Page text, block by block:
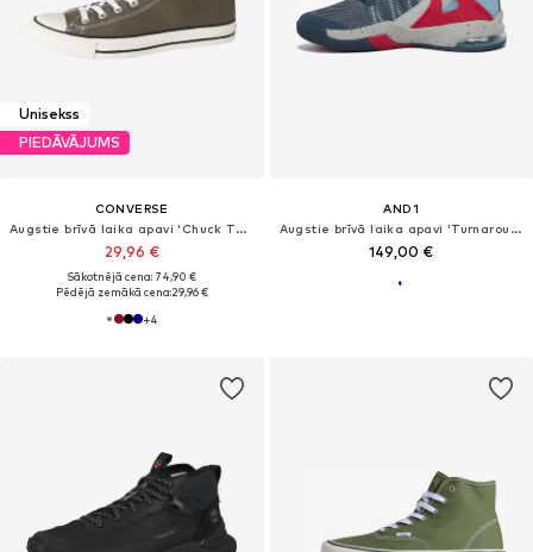
Unisekss
PIEDĀVĀJUMS
CONVERSE
Augstie brīvā laika apavi 'Chuck Taylor All Star'
29,96 €
Sākotnējā cena: 74,90 €
Pēdējā zemākā cena:29,96 €
+4
AND1
Augstie brīvā laika apavi 'Turnaround'
149,00 €